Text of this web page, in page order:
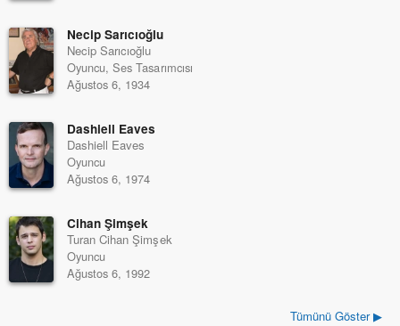
Necip Sarıcıoğlu
Necip Sarıcıoğlu
Oyuncu, Ses Tasarımcısı
Ağustos 6, 1934
Dashiell Eaves
Dashiell Eaves
Oyuncu
Ağustos 6, 1974
Cihan Şimşek
Turan Cihan Şimşek
Oyuncu
Ağustos 6, 1992
Tümünü Göster ▶